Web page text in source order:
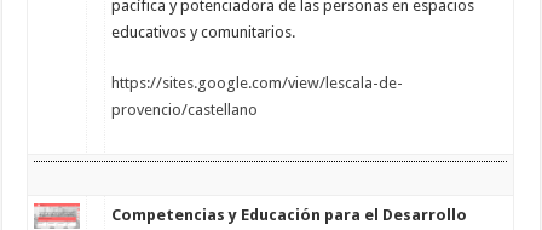
pacífica y potenciadora de las personas en espacios
educativos y comunitarios.
https://sites.google.com/view/lescala-de-
provencio/castellano
Competencias y Educación para el Desarrollo